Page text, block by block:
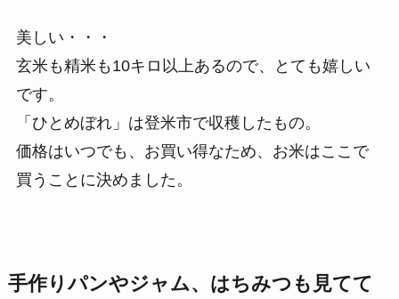
美しい・・・
玄米も精米も10キロ以上あるので、とても嬉しい
です。
「ひとめぼれ」は登米市で収穫したもの。
価格はいつでも、お買い得なため、お米はここで
買うことに決めました。
手作りパンやジャム、はちみつも見てて